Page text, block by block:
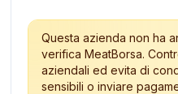
Questa azienda non ha
verifica MeatBorsa.
aziendali ed evita di
sensibili o inviare